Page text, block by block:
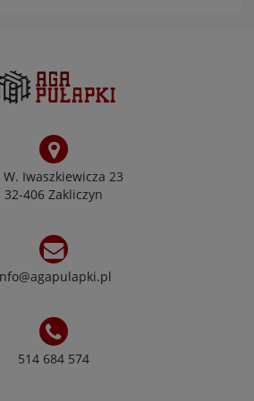
W. Iwaszkiewicza 23
32-406 Zakliczyn
514 684 574